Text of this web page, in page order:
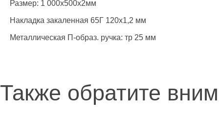
Размер: 1 000х500х2мм
Накладка закаленная 65Г 120х1,2 мм
Металлическая П-образ. ручка: тр 25 мм
Также обратите